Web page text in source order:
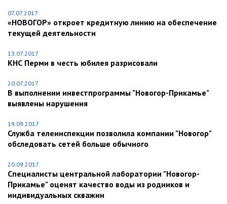
07.07.2017
«НОВОГОР» откроет кредитную линию на обеспечение
текущей деятельности
13.07.2017
КНС Перми в честь юбилея разрисовали
20.07.2017
В выполнении инвестпрограммы "Новогор-Прикамье"
выявлены нарушения
19.09.2017
Служба телеинспекции позволила компании "Новогор"
обследовать сетей больше обычного
20.09.2017
Специалисты центральной лаборатории "Новогор-
Прикамье" оценят качество воды из родников и
индивидуальных скважин